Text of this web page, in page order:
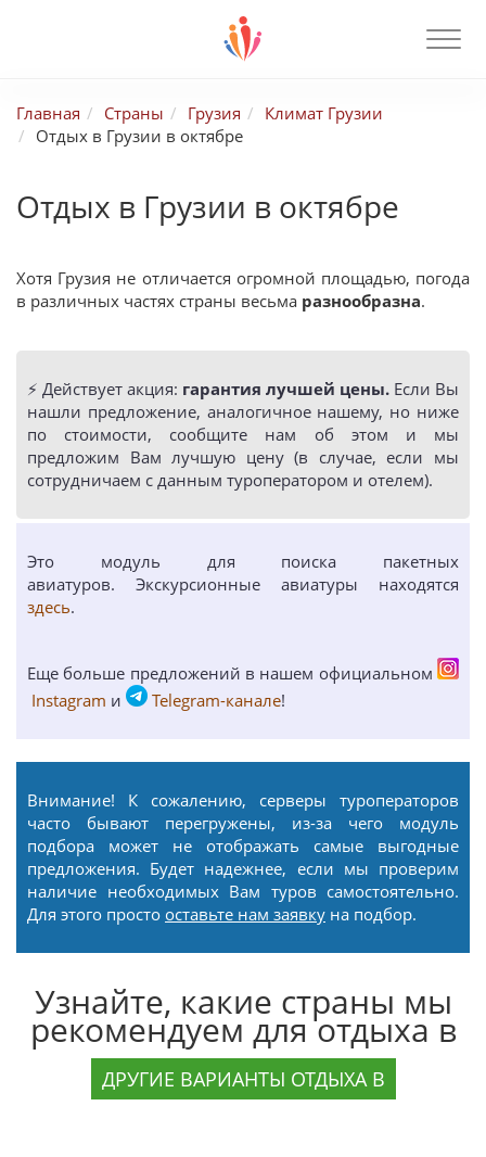
Главная Страны Грузия
Климат Грузии
Отдых в Грузии в октябре
Отдых в Грузии в октябре
Хотя Грузия не отличается огромной площадью, погода
в различных частях страны весьма разнообразна.
⚡️ Действует акция: гарантия лучшей цены. Если Вы
нашли предложение, аналогичное нашему, но ниже
по стоимости, сообщите нам об этом и мы
предложим Вам лучшую цену (в случае, если мы
сотрудничаем с данным туроператором и отелем).
Это модуль для поиска пакетных
авиатуров. Экскурсионные авиатуры находятся
здесь.
Еще больше предложений в нашем официальном
Instagram и Telegram-канале!
Внимание! К сожалению, серверы туроператоров
часто бывают перегружены, из-за чего модуль
подбора может не отображать самые выгодные
предложения. Будет надежнее, если мы проверим
наличие необходимых Вам туров самостоятельно.
Для этого просто оставьте нам заявку на подбор.
Узнайте, какие страны мы
рекомендуем для отдыха в
ДРУГИЕ ВАРИАНТЫ ОТДЫХА В